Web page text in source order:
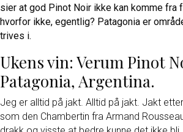
sier at god Pinot Noir ikke kan komme fra
hvorfor ikke, egentlig? Patagonia er
trives i.
Ukens vin: Verum Pinot
Patagonia, Argentina.
Jeg er alltid på jakt. Alltid på jakt. Jakt
som den Chambertin fra Armand